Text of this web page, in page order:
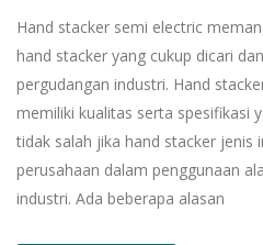
Hand stacker semi electric
hand stacker yang cukup dicari
pergudangan industri. Hand
memiliki kualitas serta spesifikasi
tidak salah jika hand stacker jenis
perusahaan dalam penggunaan
industri. Ada beberapa alasan